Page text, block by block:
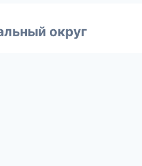
округ